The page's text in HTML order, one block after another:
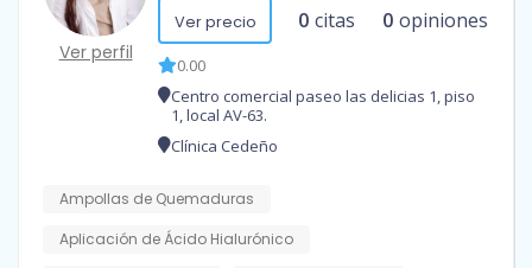
Ver perfil
Ver precio 0 citas 0 opiniones
0.00
Centro comercial paseo las delicias 1, piso
1, local AV-63.
Clínica Cedeño
Ampollas de Quemaduras
Aplicación de Ácido Hialurónico